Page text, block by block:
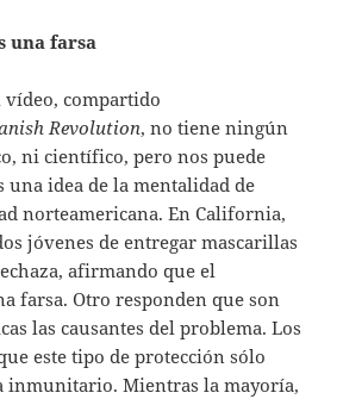
una farsa
compartido
Revolution, no tiene ningún
ni científico, pero nos puede
idea de la mentalidad de
norteamericana. En California,
jóvenes de entregar mascarillas
afirmando que el
farsa. Otro responden que son
las causantes del problema. Los
este tipo de protección sólo
inmunitario. Mientras la mayoría,